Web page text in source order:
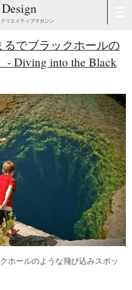
リエイティブマガジン
るでブラックホールの
- Diving into the Black
ホールのような飛び込みスポッ